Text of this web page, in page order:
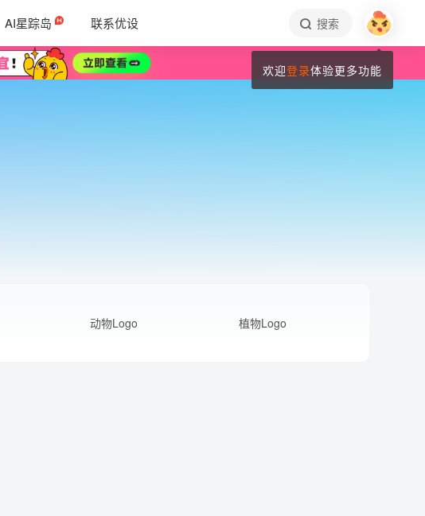
AI星踪岛 联系优设 搜索
动物Logo 植物Logo
欢迎登录体验更多功能